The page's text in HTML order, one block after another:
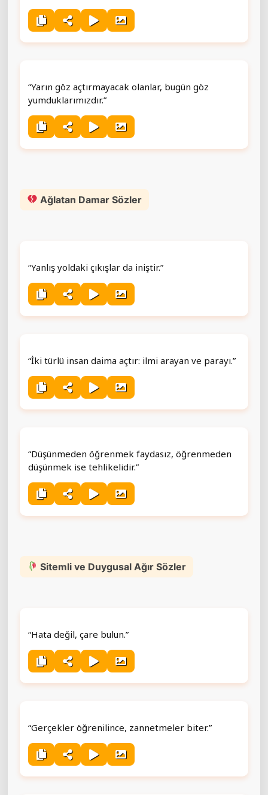
“Yarın göz açtırmayacak olanlar, bugün göz
yumduklarımızdır.”
Ağlatan Damar Sözler
“Yanlış yoldaki çıkışlar da iniştir.”
“İki türlü insan daima açtır: ilmi arayan ve parayı.”
“Düşünmeden öğrenmek faydasız, öğrenmeden
düşünmek ise tehlikelidir.”
Sitemli ve Duygusal Ağır Sözler
“Hata değil, çare bulun.”
“Gerçekler öğrenilince, zannetmeler biter.”